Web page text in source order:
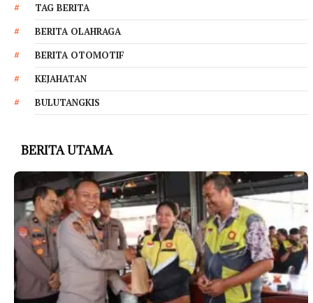
TAG BERITA
BERITA OLAHRAGA
BERITA OTOMOTIF
KEJAHATAN
BULUTANGKIS
BERITA UTAMA